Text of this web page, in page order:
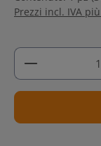
Prezzi incl. IVA
Quantità del